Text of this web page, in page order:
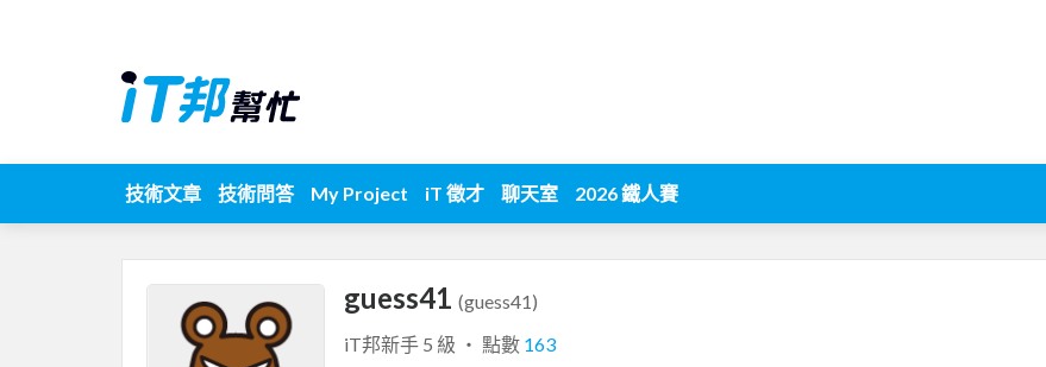
技術文章 技術問答 My Project iT 徵才 聊天室 2026 鐵人賽
guess41 (guess41)
iT邦新手 5 級 ‧ 點數 163